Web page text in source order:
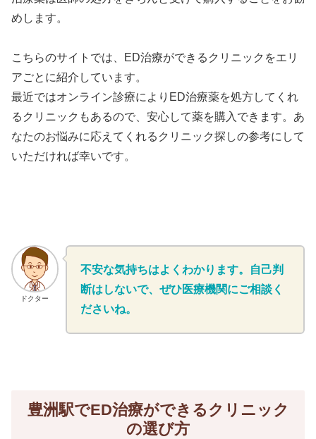
めします。
こちらのサイトでは、ED治療ができるクリニックをエリ
アごとに紹介しています。
最近ではオンライン診療によりED治療薬を処方してくれ
るクリニックもあるので、安心して薬を購入できます。あ
なたのお悩みに応えてくれるクリニック探しの参考にして
いただければ幸いです。
ドクター
不安な気持ちはよくわかります。自己判
断はしないで、ぜひ医療機関にご相談く
ださいね。
豊洲駅でED治療ができるクリニック
の選び方